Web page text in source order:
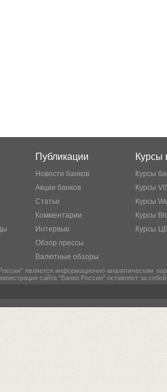
Публикации
Новости банков
Акции банков
Статьи
Комментарии
Интервью
Обзор прессы
Валютные обзоры
Курсы
Курсы
Курсы
Курсы
Курсы
Курсы
является информационно-аналитическим
сайта "Банки России" оставляет за